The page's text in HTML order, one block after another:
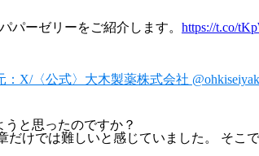
パーゼリーをご紹介します。 https://t.co/
：X/〈公式〉大木製薬株式会社
と思ったのですか？
けでは難しいと感じていました。 そ